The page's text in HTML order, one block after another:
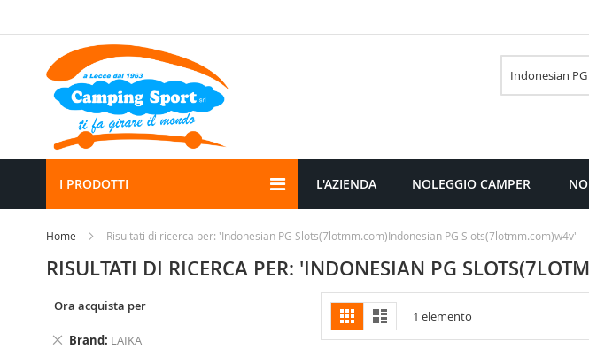
contenuto
Cerca
L'AZIENDA NOLEGGIO CAMPER
I PRODOTTI
Home Risultati di ricerca per: 'Indonesian PG Slots(7lotmm.com)Indonesian PG Slots(7lotmm.com)w4v'
RISULTATI DI RICERCA PER: 'INDONESIAN PG
Mostra
come
GrigliaLista 1 elemento
Ora acquista per
Brand LAIKA
Rimuovi